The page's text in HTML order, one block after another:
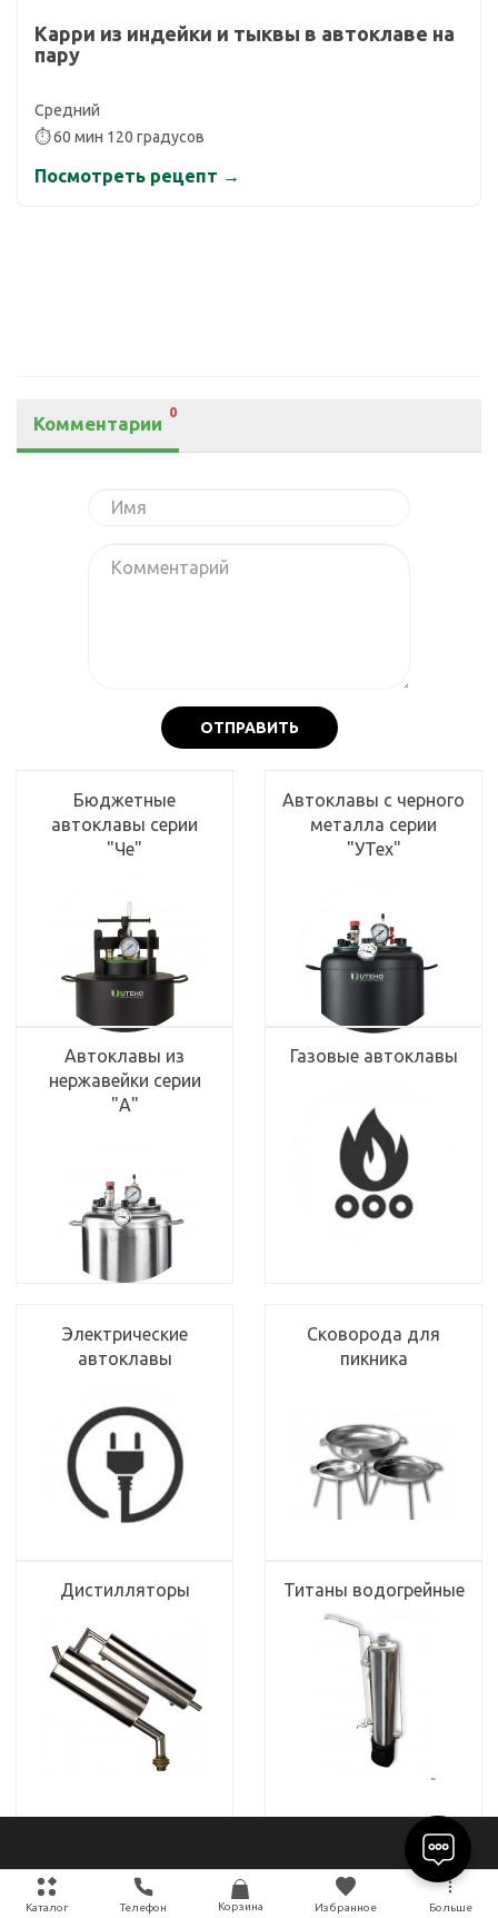
Каталог Телефон Корзина Избранное Больше
Карри из индейки и тыквы в автоклаве на
пару
Средний
⏱ 60 мин 120 градусов
Посмотреть рецепт →
Комментарии
0
ОТПРАВИТЬ
Бюджетные
автоклавы серии
"Че"
Автоклавы с черного
металла серии
"УТех"
Автоклавы из
нержавейки серии
"А"
Газовые автоклавы
Электрические
автоклавы
Сковорода для
пикника
Дистилляторы Титаны водогрейные
UTEHO